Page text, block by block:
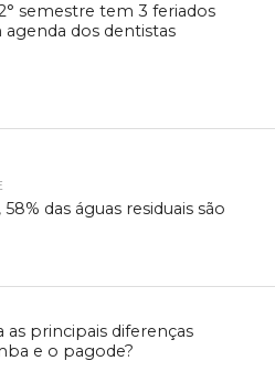
semestre tem 3 feriados
agenda dos dentistas
das águas residuais são
as principais diferenças
e o pagode?